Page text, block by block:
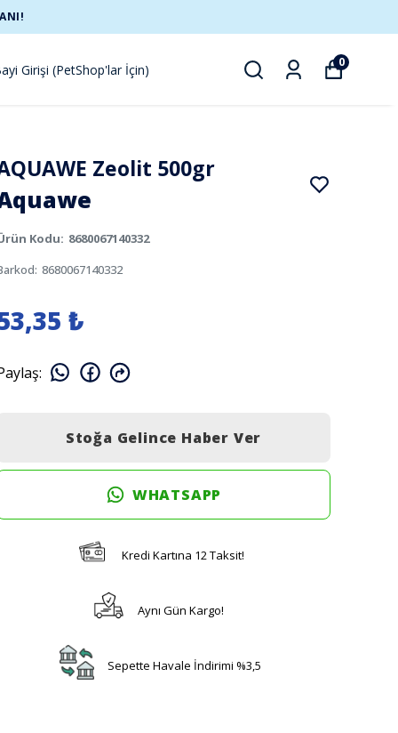
Girişi (PetShop'lar İçin) 0
Zeolit 500gr
Kodu: 8680067140332
: 8680067140332
₺
:
Stoğa Gelince Haber Ver
WHATSAPP
Kredi Kartına 12 Taksit!
Aynı Gün Kargo!
Sepette Havale İndirimi %3,5